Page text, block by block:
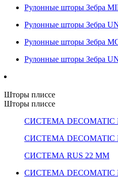
Рулонные шторы Зебра
Рулонные шторы Зебра
Рулонные шторы Зебра
Рулонные шторы Зебра
Шторы плиссе
Шторы плиссе
СИСТЕМА DECOMATIC
СИСТЕМА
СИСТЕМА RUS 22 ММ
СИСТЕМА DECOMATIC